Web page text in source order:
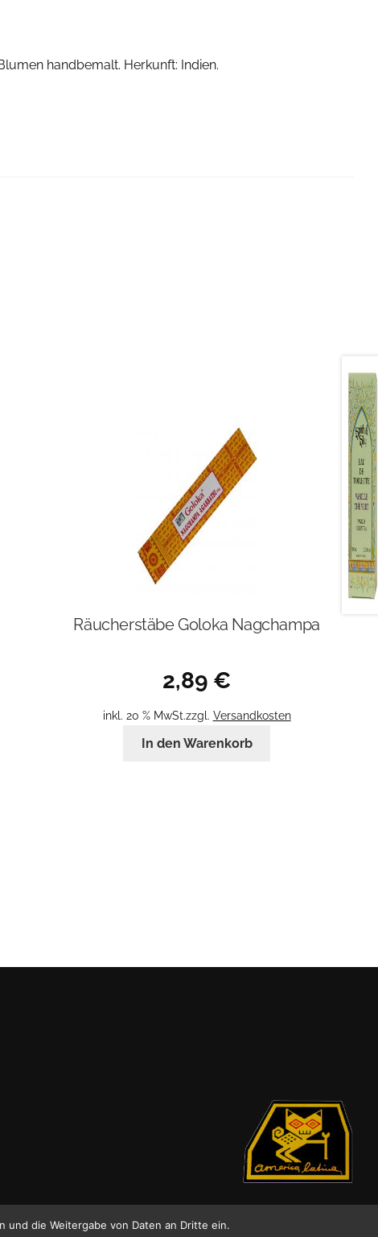
handbemalt. Herkunft: Indien.
Räucherstäbe Goloka Nagchampa
2,89 €
inkl. 20 % MwSt.zzgl. Versandkosten
In den Warenkorb
und die Weitergabe von Daten an Dritte ein.